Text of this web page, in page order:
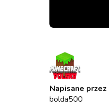
Napisane przez
bolda500